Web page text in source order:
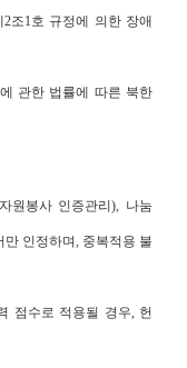
조1호 규정에 의한 장애
관한 법률에 따른 북한
원봉사 인증관리), 나눔
만 인정하며, 중복적용 불
점수로 적용될 경우, 헌